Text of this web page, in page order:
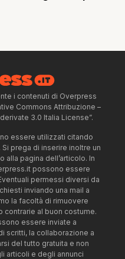
i contenuti di Overpress
Commons Attribuzione –
3.0 Italia License”.
essere utilizzati citando
prega di inserire inoltre un
alla pagina dell’articolo. In
possono essere
permessi diversi da
inviando una mail a
la facoltà di rimuovere
al buon costume.
essere inviate a
scritti, la collaborazione a
del tutto gratuita e non
articoli e degli annunci